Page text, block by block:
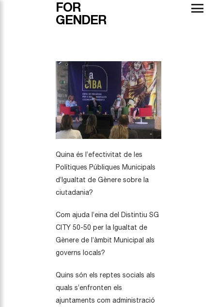
FOR
GENDER
Quina és l’efectivitat de les
Polítiques Públiques Municipals
d’Igualtat de Gènere sobre la
ciutadania?
Com ajuda l’eina del Distintiu SG
CITY 50-50 per la Igualtat de
Gènere de l’àmbit Municipal als
governs locals?
Quins són els reptes socials als
quals s’enfronten els
ajuntaments com administració